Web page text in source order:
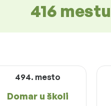
416 mestu
494. mesto
Domar u školi